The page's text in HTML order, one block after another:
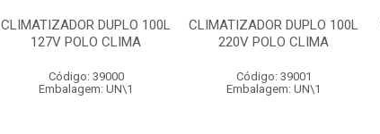
CLIMATIZADOR DUPLO 100L
127V POLO CLIMA
Código: 39000
Embalagem: UN\1
CLIMATIZADOR DUPLO 100L
220V POLO CLIMA
Código: 39001
Embalagem: UN\1